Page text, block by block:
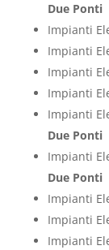
Due Ponti
Impianti
Impianti
Impianti
Impianti
Impianti
Due Ponti
Impianti
Due Ponti
Impianti
Impianti
Impianti